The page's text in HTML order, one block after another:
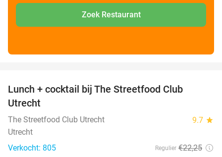
Zoek Restaurant
Lunch + cocktail bij The Streetfood Club
Utrecht
The Streetfood Club Utrecht 9.7 star
Utrecht
Verkocht: 805
Regulier €22,25